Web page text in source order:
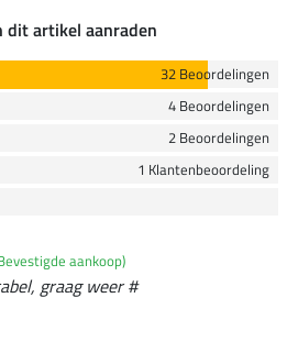
dit artikel aanraden
32 Beoordelingen
4 Beoordelingen
2 Beoordelingen
1 Klantenbeoordeling
aankoop)
graag weer #